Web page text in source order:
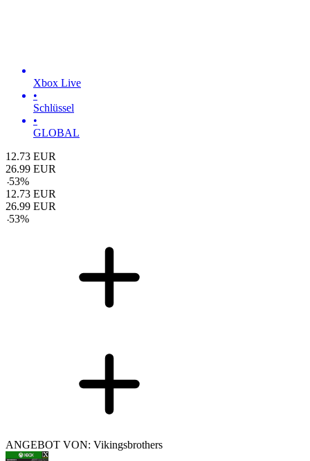
Xbox Live
•
Schlüssel
•
GLOBAL
12.73 EUR
26.99 EUR
-53%
12.73 EUR
26.99 EUR
-53%
ANGEBOT VON: Vikingsbrothers